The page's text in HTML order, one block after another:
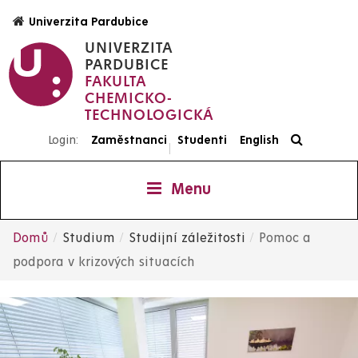
hlavnímu
obsahu
UNIVERZITA
PARDUBICE
FAKULTA
CHEMICKO-
TECHNOLOGICKÁ
Univerzita Pardubice
Login: Zaměstnanci
|
Studenti English
Menu
Drobečková
navigace
Domů Studium Studijní záležitosti
Pomoc a
podpora v krizových situacích